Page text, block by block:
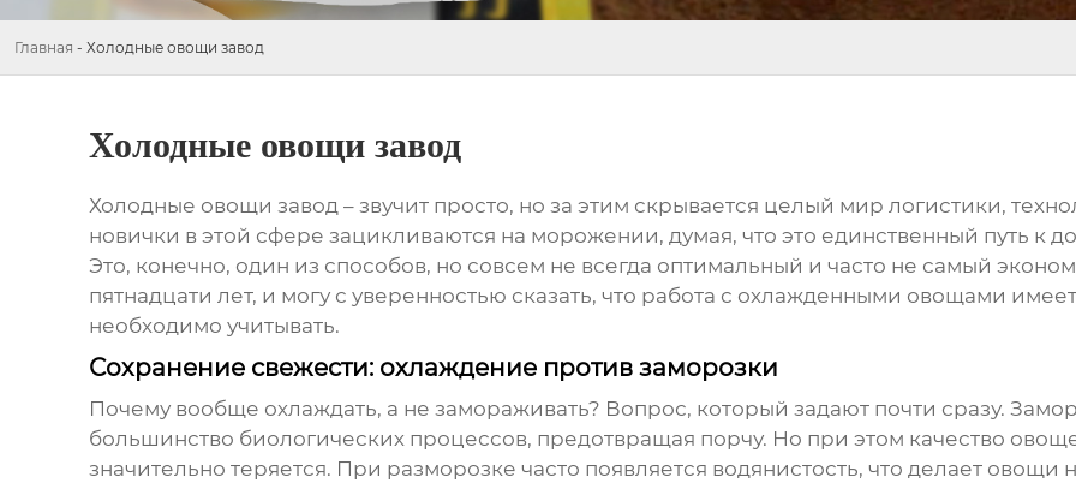
Главная - Холодные овощи завод
Холодные овощи завод
Холодные овощи завод– звучит просто, но за этим скрывается целый мир логистики,
новички в этой сфере зацикливаются на морожении, думая, что это единственный путь к
Это, конечно, один из способов, но совсем не всегда оптимальный и часто не самый
пятнадцати лет, и могу с уверенностью сказать, что работа с охлажденными овощами
необходимо учитывать.
Сохранение свежести: охлаждение против заморозки
Почему вообще охлаждать, а не замораживать? Вопрос, который задают почти сразу.
большинство биологических процессов, предотвращая порчу. Но при этом качество
значительно теряется. При разморозке часто появляется водянистость, что делает